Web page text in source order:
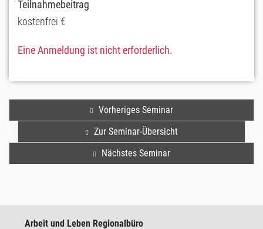
Teilnahmebeitrag
kostenfrei €
Eine Anmeldung ist nicht erforderlich.
Vorheriges Seminar
Zur Seminar-Übersicht
Nächstes Seminar
Arbeit und Leben Regionalbüro